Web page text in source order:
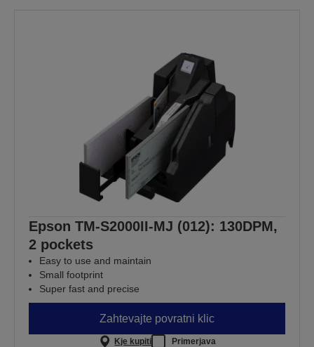
Epson TM-S2000II-MJ (012): 130DPM,
2 pockets
Easy to use and maintain
Small footprint
Super fast and precise
Zahtevajte povratni klic
Kje kupiti Primerjava